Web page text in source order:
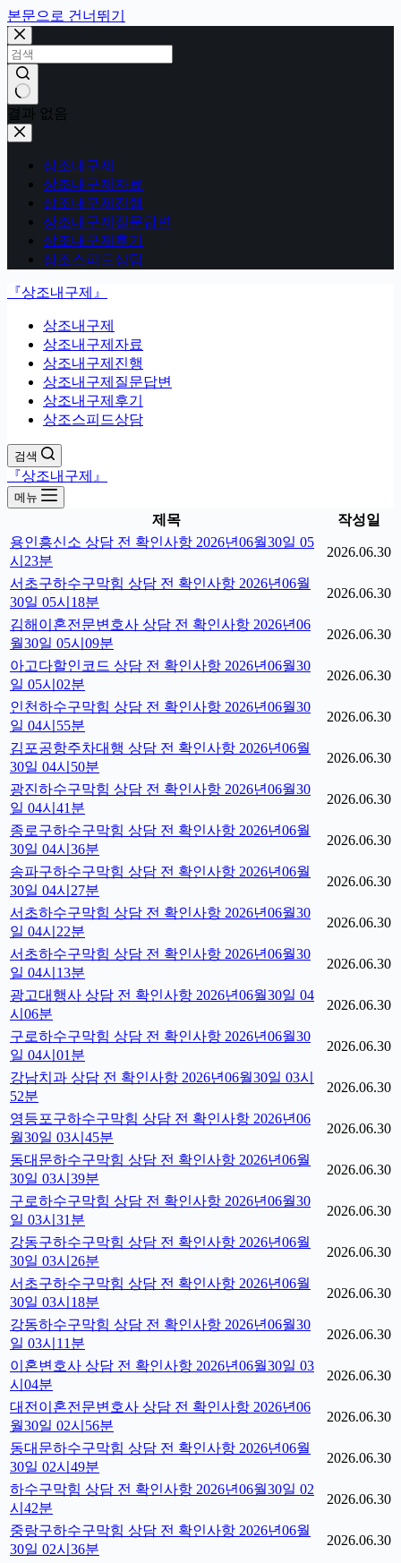
본문으로 건너뛰기
결과 없음
상조내구제
상조내구제자료
상조내구제진행
상조내구제질문답변
상조내구제후기
상조스피드상담
『상조내구제』
상조내구제
상조내구제자료
상조내구제진행
상조내구제질문답변
상조내구제후기
상조스피드상담
검색
『상조내구제』
메뉴
제목
작성일
용인흥신소 상담 전 확인사항 2026년06월30일 05
시23분
2026.06.30
서초구하수구막힘 상담 전 확인사항 2026년06월
30일 05시18분
2026.06.30
김해이혼전문변호사 상담 전 확인사항 2026년06
월30일 05시09분
2026.06.30
아고다할인코드 상담 전 확인사항 2026년06월30
일 05시02분
2026.06.30
인천하수구막힘 상담 전 확인사항 2026년06월30
일 04시55분
2026.06.30
김포공항주차대행 상담 전 확인사항 2026년06월
30일 04시50분
2026.06.30
광진하수구막힘 상담 전 확인사항 2026년06월30
일 04시41분
2026.06.30
종로구하수구막힘 상담 전 확인사항 2026년06월
30일 04시36분
2026.06.30
송파구하수구막힘 상담 전 확인사항 2026년06월
30일 04시27분
2026.06.30
서초하수구막힘 상담 전 확인사항 2026년06월30
일 04시22분
2026.06.30
서초하수구막힘 상담 전 확인사항 2026년06월30
일 04시13분
2026.06.30
광고대행사 상담 전 확인사항 2026년06월30일 04
시06분
2026.06.30
구로하수구막힘 상담 전 확인사항 2026년06월30
일 04시01분
2026.06.30
강남치과 상담 전 확인사항 2026년06월30일 03시
52분
2026.06.30
영등포구하수구막힘 상담 전 확인사항 2026년06
월30일 03시45분
2026.06.30
동대문하수구막힘 상담 전 확인사항 2026년06월
30일 03시39분
2026.06.30
구로하수구막힘 상담 전 확인사항 2026년06월30
일 03시31분
2026.06.30
강동구하수구막힘 상담 전 확인사항 2026년06월
30일 03시26분
2026.06.30
서초구하수구막힘 상담 전 확인사항 2026년06월
30일 03시18분
2026.06.30
강동하수구막힘 상담 전 확인사항 2026년06월30
일 03시11분
2026.06.30
이혼변호사 상담 전 확인사항 2026년06월30일 03
시04분
2026.06.30
대전이혼전문변호사 상담 전 확인사항 2026년06
월30일 02시56분
2026.06.30
동대문하수구막힘 상담 전 확인사항 2026년06월
30일 02시49분
2026.06.30
하수구막힘 상담 전 확인사항 2026년06월30일 02
시42분
2026.06.30
중랑구하수구막힘 상담 전 확인사항 2026년06월
30일 02시36분
2026.06.30